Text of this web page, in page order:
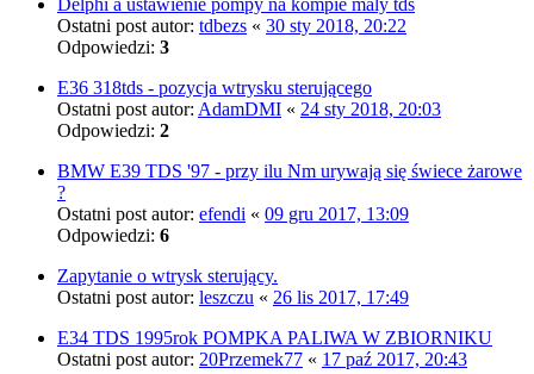
Ostatni post autor: tdbezs « 30 sty 2018, 20:22
Odpowiedzi: 3
E36 318tds - pozycja wtrysku sterującego
Ostatni post autor: AdamDMI « 24 sty 2018, 20:03
Odpowiedzi: 2
BMW E39 TDS '97 - przy ilu Nm urywają się świece żarowe
?
Ostatni post autor: efendi « 09 gru 2017, 13:09
Odpowiedzi: 6
Zapytanie o wtrysk sterujący.
Ostatni post autor: leszczu « 26 lis 2017, 17:49
E34 TDS 1995rok POMPKA PALIWA W ZBIORNIKU
Ostatni post autor: 20Przemek77 « 17 paź 2017, 20:43